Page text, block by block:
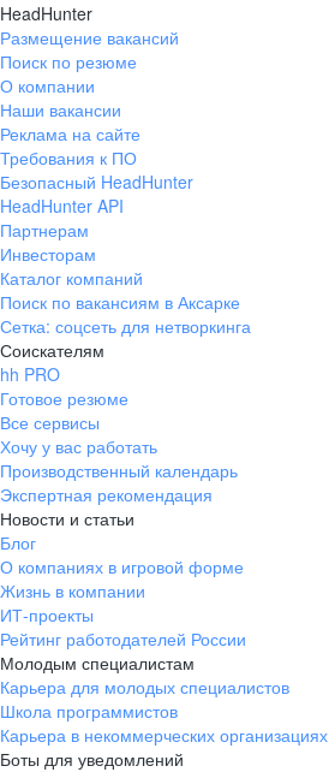
HeadHunter
Размещение вакансий
Поиск по резюме
О компании
Наши вакансии
Реклама на сайте
Требования к ПО
Безопасный HeadHunter
HeadHunter API
Партнерам
Инвесторам
Каталог компаний
Поиск по вакансиям в Аксарке
Сетка: соцсеть для нетворкинга
Соискателям
hh PRO
Готовое резюме
Все сервисы
Хочу у вас работать
Производственный календарь
Экспертная рекомендация
Новости и статьи
Блог
О компаниях в игровой форме
Жизнь в компании
ИТ-проекты
Рейтинг работодателей России
Молодым специалистам
Карьера для молодых специалистов
Школа программистов
Карьера в некоммерческих организациях
Боты для уведомлений